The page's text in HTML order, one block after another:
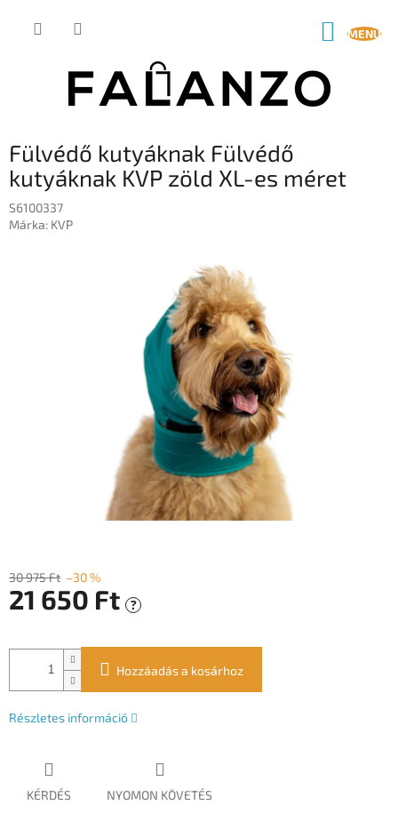
KOSÁR
Fülvédő kutyáknak Fülvédő
kutyáknak KVP zöld XL-es méret
S6100337
Márka: KVP
30 975 Ft –30 %
21 650 Ft ?
Hozzáadás a kosárhoz
Részletes információ
KÉRDÉS NYOMON KÖVETÉS